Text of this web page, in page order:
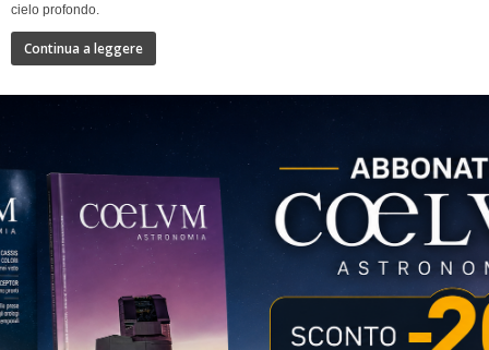
cielo profondo.
Continua a leggere